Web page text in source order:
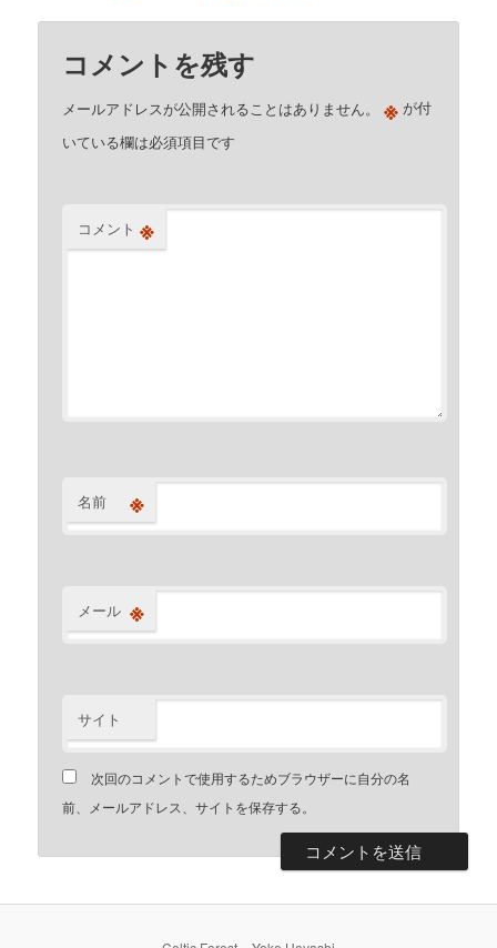
コメントを残す
メールアドレスが公開されることはありません。 ※ が付
いている欄は必須項目です
コメント ※
名前 ※
メール ※
サイト
次回のコメントで使用するためブラウザーに自分の名
前、メールアドレス、サイトを保存する。